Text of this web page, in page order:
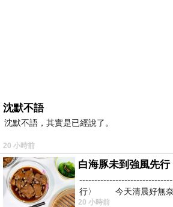
沈默不語
沈默不語，其實是已經說了。
20 小時前
白海豚未到強風先行
行〉 今天清晨好無奈
20 小時前